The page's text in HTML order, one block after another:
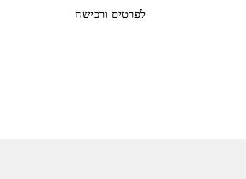
לפרטים ורכישה